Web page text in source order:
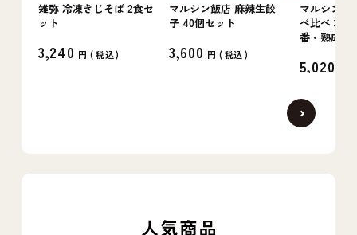
雉弥 冷凍きじそば 2食セ
ット
3,240 円 (税込)
マルシン飯店 麻辣生餃
子 40個セット
3,600 円 (税込)
マルシン飯
べ比べ 3箱
番・熟成・
5,020